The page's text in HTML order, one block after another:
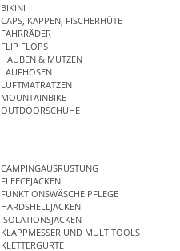
BIKINI
CAPS, KAPPEN, FISCHERHÜTE
FAHRRÄDER
FLIP FLOPS
HAUBEN & MÜTZEN
LAUFHOSEN
LUFTMATRATZEN
MOUNTAINBIKE
OUTDOORSCHUHE
CAMPINGAUSRÜSTUNG
FLEECEJACKEN
FUNKTIONSWÄSCHE PFLEGE
HARDSHELLJACKEN
ISOLATIONSJACKEN
KLAPPMESSER UND MULTITOOLS
KLETTERGURTE